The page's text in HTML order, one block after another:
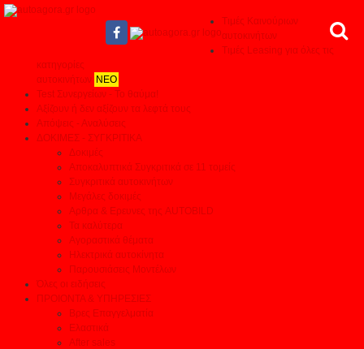
Τιμές Καινούριων
αυτοκινήτων
Τιμές Leasing για όλες τις
κατηγορίες
αυτοκινήτων ΝΕΟ
Test Συνεργείων - Το θαύμα!
Αξίζουν ή δεν αξίζουν τα λεφτά τους
Απόψεις - Αναλύσεις
ΔΟΚΙΜΕΣ - ΣΥΓΚΡΙΤΙΚΑ
Δοκιμές
Αποκαλυπτικά Συγκριτικά σε 11 τομείς
Συγκριτικά αυτοκινήτων
Μεγάλες δοκιμές
Αρθρα & Ερευνες της AUTOBILD
Τα καλύτερα
Αγοραστικά θέματα
Ηλεκτρικά αυτοκίνητα
Παρουσιάσεις Μοντέλων
Όλες οι ειδήσεις
ΠΡΟΙΟΝΤΑ & ΥΠΗΡΕΣΙΕΣ
Βρες Επαγγελματία
Ελαστικά
After sales